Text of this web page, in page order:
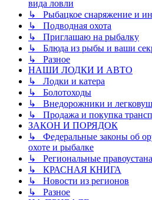
вида ловли
↳ Рыбацкое снаряжение и
↳ Подводная охота
↳ Приглашаю на рыбалку
↳ Блюда из рыбы и ваши
↳ Разное
НАШИ ЛОДКИ И АВТО
↳ Лодки и катера
↳ Болотоходы
↳ Внедорожники и
↳ Продажа и покупка
ЗАКОН И ПОРЯДОК
↳ Федеральные законы об
охоте и рыбалке
↳ Региональные
↳ КРАСНАЯ КНИГА
↳ Новости из регионов
↳ Разное